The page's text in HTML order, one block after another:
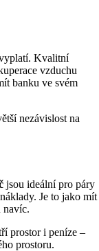
Kvalitní
vzduchu
banku ve svém
nezávislost na
jsou ideální pro páry
Je to jako mít
navíc.
prostor i peníze –
prostoru.